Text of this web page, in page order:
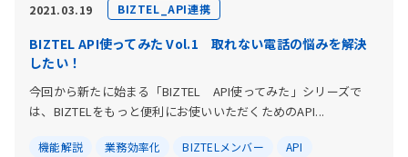
2021.03.19 BIZTEL_API連携
BIZTEL API使ってみた Vol.1 取れない電話の悩みを解決
したい！
今回から新たに始まる「BIZTEL API使ってみた」シリーズで
は、BIZTELをもっと便利にお使いいただくためのAPI...
機能解説 業務効率化 BIZTELメンバー
API